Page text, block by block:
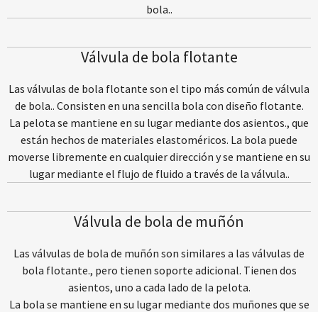
bola..
Válvula de bola flotante
Las válvulas de bola flotante son el tipo más común de válvula
de bola.. Consisten en una sencilla bola con diseño flotante.
La pelota se mantiene en su lugar mediante dos asientos., que
están hechos de materiales elastoméricos. La bola puede
moverse libremente en cualquier dirección y se mantiene en su
lugar mediante el flujo de fluido a través de la válvula..
Válvula de bola de muñón
Las válvulas de bola de muñón son similares a las válvulas de
bola flotante., pero tienen soporte adicional. Tienen dos
asientos, uno a cada lado de la pelota.
La bola se mantiene en su lugar mediante dos muñones que se